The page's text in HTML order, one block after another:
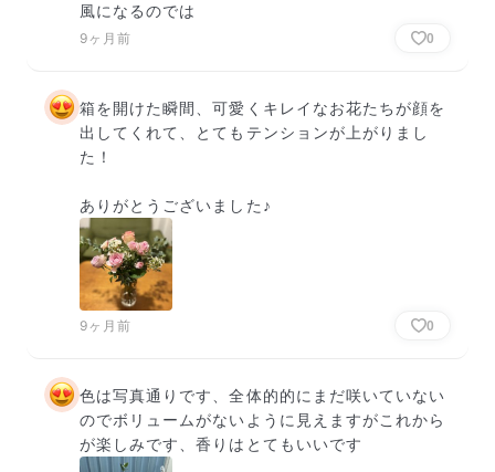
風になるのでは
9ヶ月前 0
箱を開けた瞬間、可愛くキレイなお花たちが顔を
出してくれて、とてもテンションが上がりまし
た！
ありがとうございました♪
9ヶ月前 0
色は写真通りです、全体的的にまだ咲いていない
のでボリュームがないように見えますがこれから
が楽しみです、香りはとてもいいです